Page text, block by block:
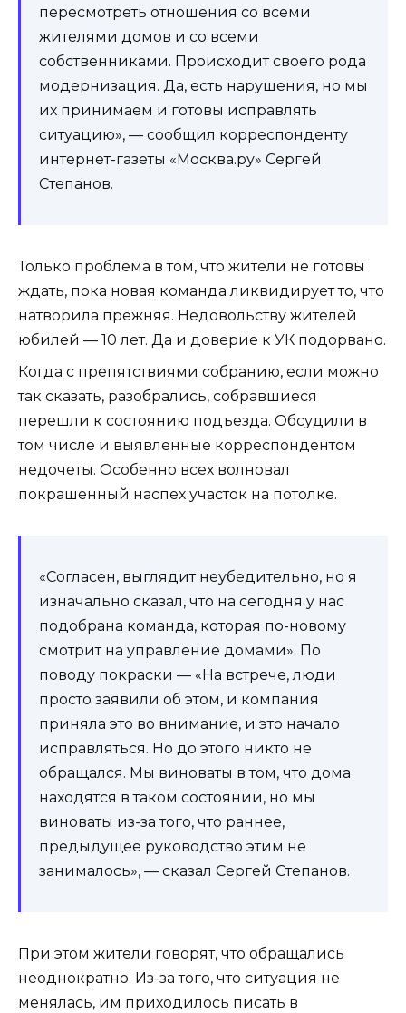
пересмотреть отношения со всеми
жителями домов и со всеми
собственниками. Происходит своего рода
модернизация. Да, есть нарушения, но мы
их принимаем и готовы исправлять
ситуацию», — сообщил корреспонденту
интернет-газеты «Москва.ру» Сергей
Степанов.
Только проблема в том, что жители не готовы
ждать, пока новая команда ликвидирует то, что
натворила прежняя. Недовольству жителей
юбилей — 10 лет. Да и доверие к УК подорвано.
Когда с препятствиями собранию, если можно
так сказать, разобрались, собравшиеся
перешли к состоянию подъезда. Обсудили в
том числе и выявленные корреспондентом
недочеты. Особенно всех волновал
покрашенный наспех участок на потолке.
«Согласен, выглядит неубедительно, но я
изначально сказал, что на сегодня у нас
подобрана команда, которая по-новому
смотрит на управление домами». По
поводу покраски — «На встрече, люди
просто заявили об этом, и компания
приняла это во внимание, и это начало
исправляться. Но до этого никто не
обращался. Мы виноваты в том, что дома
находятся в таком состоянии, но мы
виноваты из-за того, что раннее,
предыдущее руководство этим не
занималось», — сказал Сергей Степанов.
При этом жители говорят, что обращались
неоднократно. Из-за того, что ситуация не
менялась, им приходилось писать в